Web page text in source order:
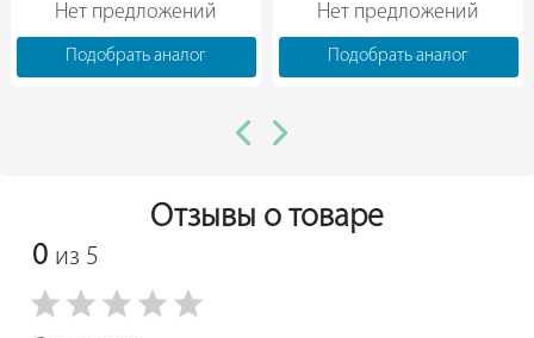
Нет предложений
Подобрать аналог
Нет предложений
Подобрать аналог
Отзывы о товаре
0 из 5